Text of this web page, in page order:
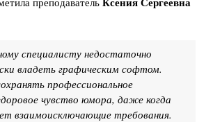
специалисту недостаточно
владеть графическим софтом.
профессиональное
чувство юмора, даже когда
взаимоисключающие требования.